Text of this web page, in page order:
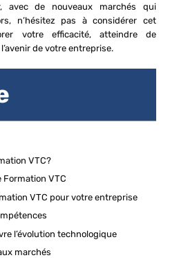
avec de nouveaux marchés qui
n’hésitez pas à considérer cet
votre efficacité, atteindre de
de votre entreprise.
VTC?
Formation VTC
VTC pour votre entreprise
l’évolution technologique
marchés